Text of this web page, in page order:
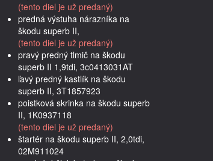
(tento diel je už predaný)
predná výstuha nárazníka na
škodu superb II,
(tento diel je už predaný)
pravý predný tlmič na škodu
superb II 1,9tdi, 3c0413031AT
ľavý predný kastlík na škodu
superb II, 3T1857923
poistková skrinka na škodu superb
II, 1K0937118
(tento diel je už predaný)
štartér na škodu superb II, 2,0tdi,
02M911024